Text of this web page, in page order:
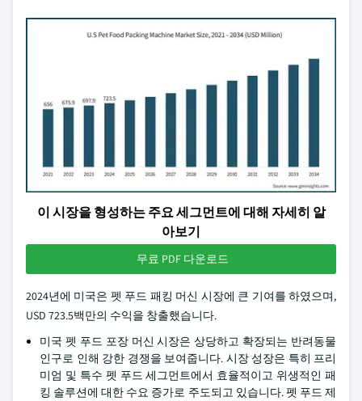
이 시장을 형성하는 주요 세그먼트에 대해 자세히 알
아보기
무료 PDF 다운로드
2024년에 미국은 펫 푸드 패킹 머신 시장에 큰 기여를 하였으며,
USD 723.5백만의 수익을 창출했습니다.
미국 펫 푸드 포장 머신 시장은 상당하고 확장되는 반려동물
인구로 인해 강한 경쟁을 보여줍니다. 시장 성장은 특히 프리
미엄 및 특수 펫 푸드 세그먼트에서 효율적이고 위생적인 패
킹 솔루션에 대한 수요 증가로 주도되고 있습니다. 펫 푸드 제